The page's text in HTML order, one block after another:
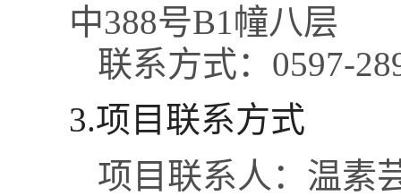
中388号B1幢八层
联系方式： 0597-
3.项目联系方式
项目联系人： 温素